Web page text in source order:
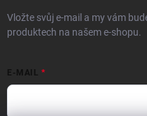
Vložte svůj e-mail a my vám
produktech na našem e-shopu.
E-MAIL